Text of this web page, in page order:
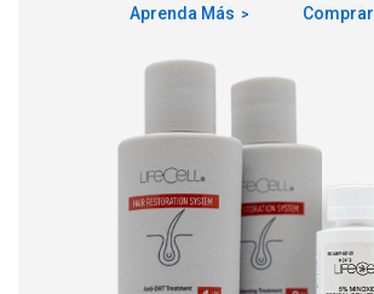
Aprenda Más Comprar